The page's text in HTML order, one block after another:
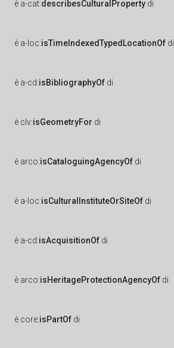
è a-cat:describesCulturalProperty di
è a-loc:isTimeIndexedTypedLocationOf di
è a-cd:isBibliographyOf di
è clv:isGeometryFor di
è arco:isCataloguingAgencyOf di
è a-loc:isCulturalInstituteOrSiteOf di
è a-cd:isAcquisitionOf di
è arco:isHeritageProtectionAgencyOf di
è core:isPartOf di